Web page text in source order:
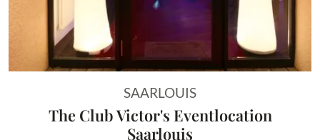
SAARLOUIS
The Club Victor's Eventlocation
Saarlouis